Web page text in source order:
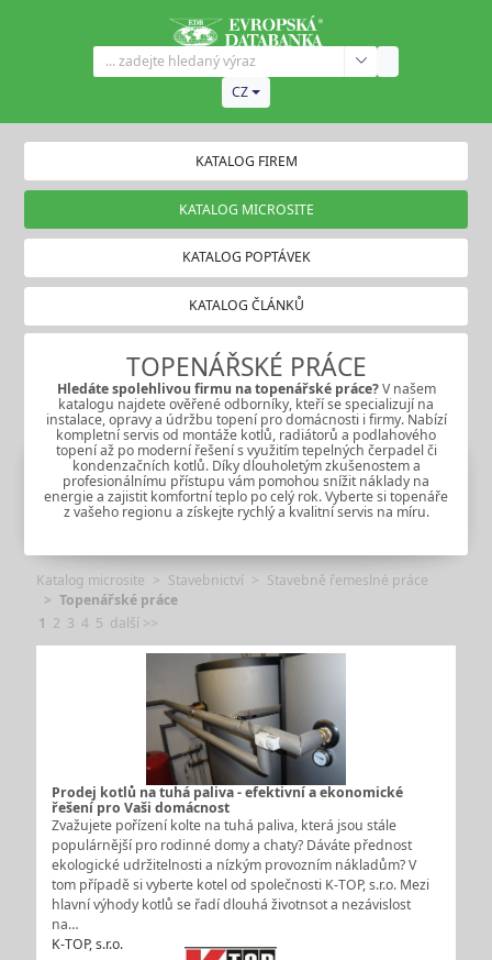
CZ
KATALOG FIREM
KATALOG MICROSITE
KATALOG POPTÁVEK
KATALOG ČLÁNKŮ
TOPENÁŘSKÉ PRÁCE
Hledáte spolehlivou firmu natopenářské práce?V našem
katalogu najdete ověřené odborníky, kteří se specializují na
instalace, opravy a údržbu topení pro domácnosti i firmy. Nabízí
kompletní servis od montáže kotlů, radiátorů a podlahového
topení až po moderní řešení s využitím tepelných čerpadel či
kondenzačních kotlů. Díky dlouholetým zkušenostem a
profesionálnímu přístupu vám pomohou snížit náklady na
energie a zajistit komfortní teplo po celý rok. Vyberte si topenáře
z vašeho regionu a získejte rychlý a kvalitní servis na míru.
Katalog microsite Stavebnictví
Stavebně řemeslné práce
Topenářské práce
1 2 3 4 5 další >>
Prodej kotlů na tuhá paliva - efektivní a ekonomické
řešení pro Vaši domácnost
Zvažujete pořízení kolte na tuhá paliva, která jsou stále
populárnější pro rodinné domy a chaty? Dáváte přednost
ekologické udržitelnosti a nízkým provozním nákladům? V
tom případě si vyberte kotel od společnosti K-TOP, s.r.o. Mezi
hlavní výhody kotlů se řadí dlouhá životnsot a nezávislost
na…
K-TOP, s.r.o.